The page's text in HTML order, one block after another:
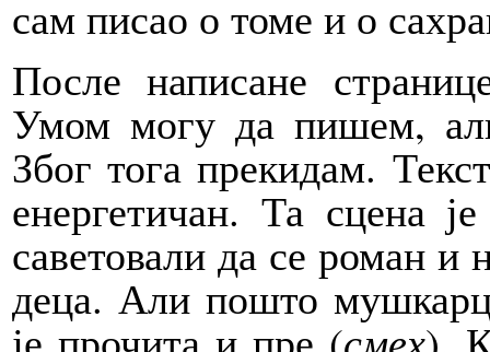
сам писао о томе и о
После написане
Умом могу да пишем,
Због тога прекидам.
енергетичан. Та сцена
саветовали да се роман и
деца. Али пошто